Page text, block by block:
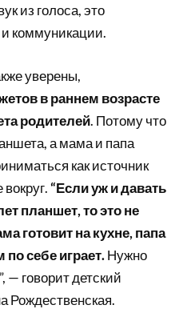
из голоса, это
коммуникации.
уверены,
в раннем возрасте
родителей. Потому что
а мама и папа
как источник
“Если уж и давать
планшет, то это не
готовит на кухне, папа
себе играет.Нужно
— говорит детский
Рождественская.